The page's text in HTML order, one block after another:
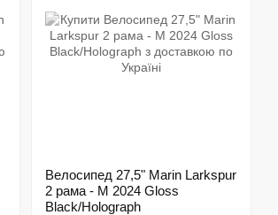
Велосипед 27,5" Marin Larkspur
2 рама - M 2024 Gloss
Black/Holograph